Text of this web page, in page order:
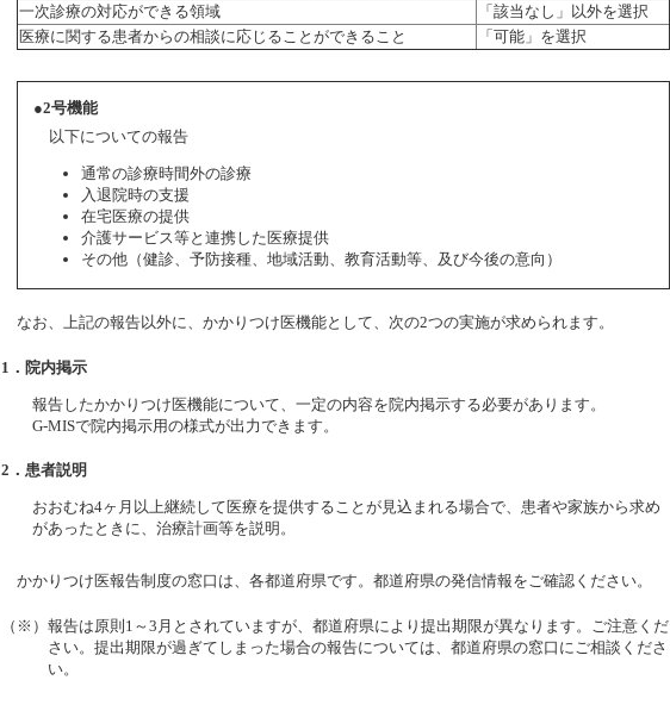
一次診療の対応ができる領域
「該当なし」以外を選択
医療に関する患者からの相談に応じることができること
「可能」を選択
●2号機能
以下についての報告
通常の診療時間外の診療
入退院時の支援
在宅医療の提供
介護サービス等と連携した医療提供
その他（健診、予防接種、地域活動、教育活動等、及び今後の意向）
なお、上記の報告以外に、かかりつけ医機能として、次の2つの実施が求められます。
1．院内掲示
報告したかかりつけ医機能について、一定の内容を院内掲示する必要があります。
G-MISで院内掲示用の様式が出力できます。
2．患者説明
おおむね4ヶ月以上継続して医療を提供することが見込まれる場合で、患者や家族から求め
があったときに、治療計画等を説明。
かかりつけ医報告制度の窓口は、各都道府県です。都道府県の発信情報をご確認ください。
（※）報告は原則1～3月とされていますが、都道府県により提出期限が異なります。ご注意くだ
さい。提出期限が過ぎてしまった場合の報告については、都道府県の窓口にご相談くださ
い。